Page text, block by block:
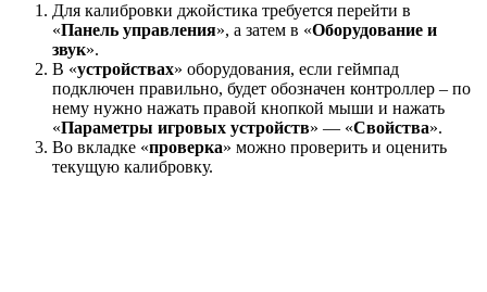
Для калибровки джойстика требуется перейти в
«Панель управления», а затем в «Оборудование и
звук».
В «устройствах» оборудования, если геймпад
подключен правильно, будет обозначен контроллер – по
нему нужно нажать правой кнопкой мыши и нажать
«Параметры игровых устройств» — «Свойства».
Во вкладке «проверка» можно проверить и оценить
текущую калибровку.